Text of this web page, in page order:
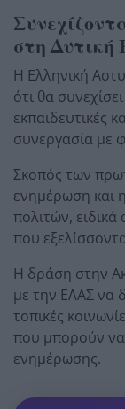
στη
Η Ελληνική
ότι θα
εκπαιδευτικές
συνεργασία με
Σκοπός των
ενημέρωση και
πολιτών,
που
Η δράση στην
με την ΕΛΑΣ να
τοπικές
που μπορούν
ενημέρωσης.